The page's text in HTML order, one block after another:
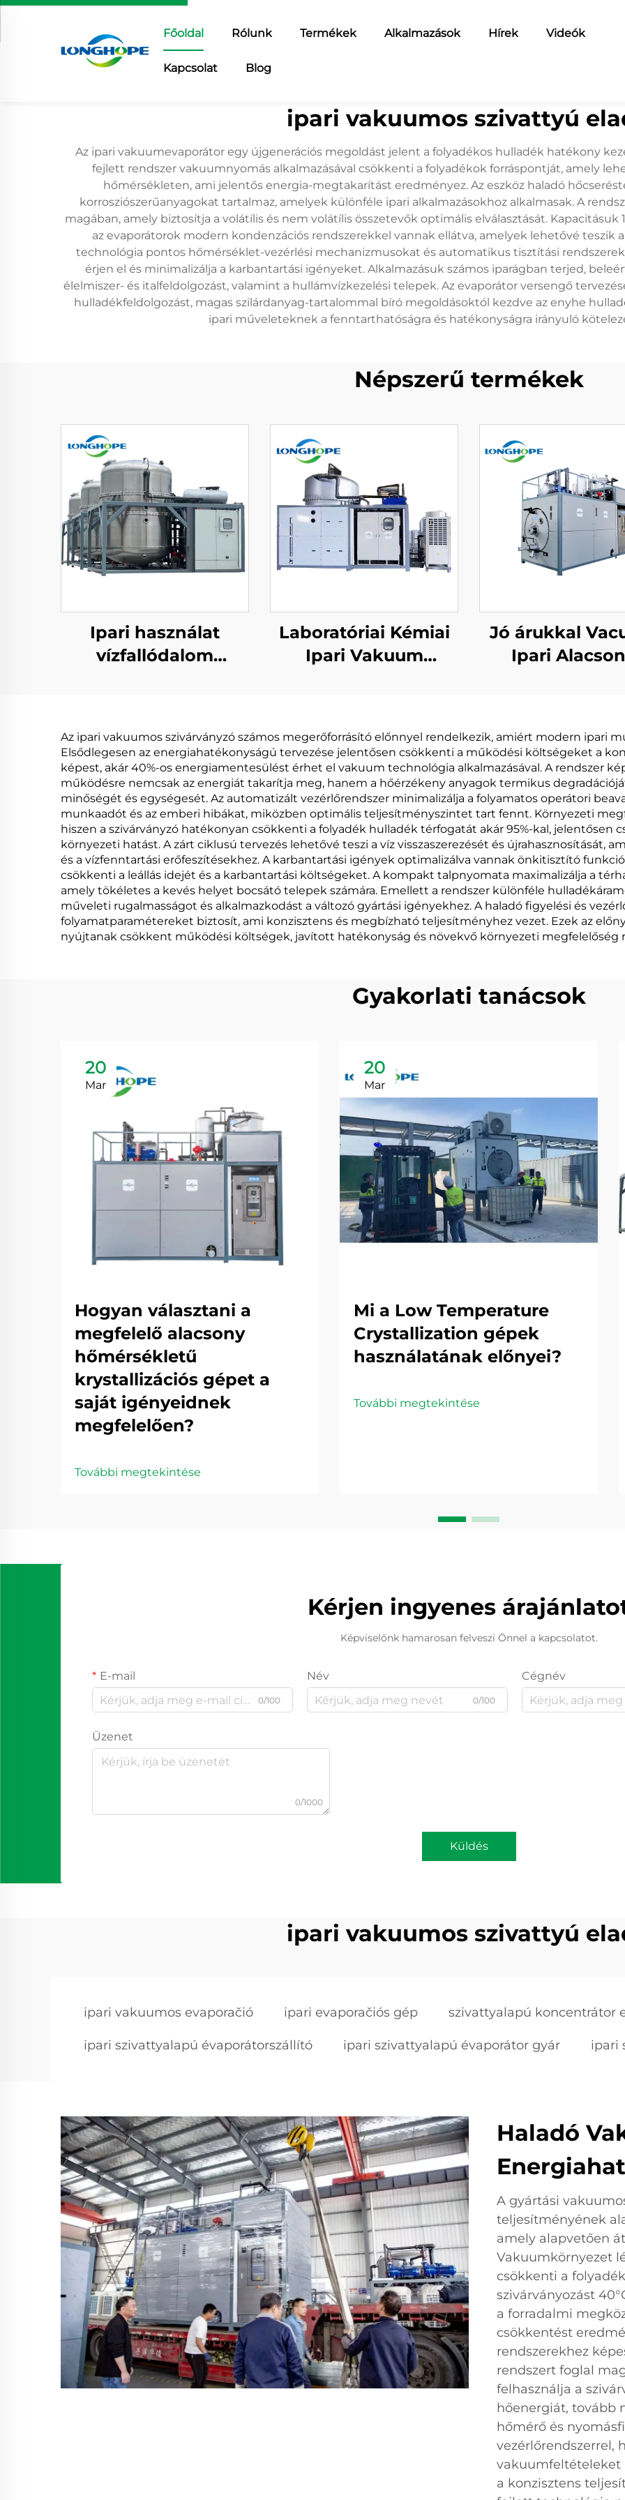
Főoldal Rólunk Termékek Alkalmazások Hírek Videók
Kapcsolat Blog
ipari vakuumos szivattyú
Az ipari vakuumevaporátor egy újgenerációs megoldást jelent a folyadékos hulladék hatékony
fejlett rendszer vakuumnyomás alkalmazásával csökkenti a folyadékok forráspontját, amely
hőmérsékleten, ami jelentős energia-megtakarítást eredményez. Az eszköz haladó
korrosziószerűanyagokat tartalmaz, amelyek különféle ipari alkalmazásokhoz alkalmasak. A
magában, amely biztosítja a volátílis és nem volátílis összetevők optimális elválasztását.
az evaporátorok modern kondenzációs rendszerekkel vannak ellátva, amelyek lehetővé teszik a
technológia pontos hőmérséklet-vezérlési mechanizmusokat és automatikus tisztítási
érjen el és minimalizálja a karbantartási igényeket. Alkalmazásuk számos iparágban terjed,
élelmiszer- és italfeldolgozást, valamint a hullámvízkezelési telepek. Az evaporátor versengő
hulladékfeldolgozást, magas szilárdanyag-tartalommal bíró megoldásoktól kezdve az enyhe
ipari műveleteknek a fenntarthatóságra és hatékonyságra irányuló
Népszerű termékek
Ipari használat
vízfallódalom
Laboratóriai Kémiai
Ipari Vakuum
Jó árukkal
Ipari
Az ipari vakuumos szivárványzó számos megerőforrásító előnnyel rendelkezik, amiért modern ipari
Elsődlegesen az energiahatékonyságú tervezése jelentősen csökkenti a működési költségeket a
képest, akár 40%-os energiamentesülést érhet el vakuum technológia alkalmazásával. A rendszer
működésre nemcsak az energiát takarítja meg, hanem a hőérzékeny anyagok termikus
minőségét és egységesét. Az automatizált vezérlőrendszer minimalizálja a folyamatos operátori
munkaadót és az emberi hibákat, miközben optimális teljesítményszintet tart fennt. Környezeti
hiszen a szivárványzó hatékonyan csökkenti a folyadék hulladék térfogatát akár 95%-kal, jelentősen
környezeti hatást. A zárt ciklusú tervezés lehetővé teszi a víz visszaszerezését és újrahasznosítását,
és a vízfenntartási erőfeszítésekhez. A karbantartási igények optimalizálva vannak önkitisztító
csökkenti a leállás idejét és a karbantartási költségeket. A kompakt talpnyomata maximalizálja a
amely tökéletes a kevés helyet bocsátó telepek számára. Emellett a rendszer különféle
műveleti rugalmasságot és alkalmazkodást a változó gyártási igényekhez. A haladó figyelési és
folyamatparamétereket biztosít, ami konzisztens és megbízható teljesítményhez vezet. Ezek az
nyújtanak csökkent működési költségek, javított hatékonyság és növekvő környezeti megfelelőség
Gyakorlati tanácsok
20
Mar
Hogyan választani a
megfelelő alacsony
hőmérsékletű
krystallizációs gépet a
saját igényeidnek
megfelelően?
További megtekintése
20
Mar
Mi a Low Temperature
Crystallization gépek
használatának előnyei?
További megtekintése
Kérjen ingyenes
Képviselőnk hamarosan felveszi Önnel a kapcsolatot.
E-mail
0/100
Név
0/100
Cégnév
Üzenet
0/1000
Küldés
ipari vakuumos szivattyú
ipari vakuumos evaporačió ipari evaporačiós gép szivattyalapú koncentrátor
ipari szivattyalapú évaporátorszállító ipari szivattyalapú évaporátor gyár ipari
Haladó
A gyártási
teljesítményének
amely alapvetően
Vakuumkörnyezet
csökkenti a
szivárványozást
a forradalmi
csökkentést
rendszerekhez
rendszert foglal
felhasználja a
hőenergiát, tovább
hőmérő és
vezérlőrendszerrel,
vakuumfeltételeket
a konzisztens